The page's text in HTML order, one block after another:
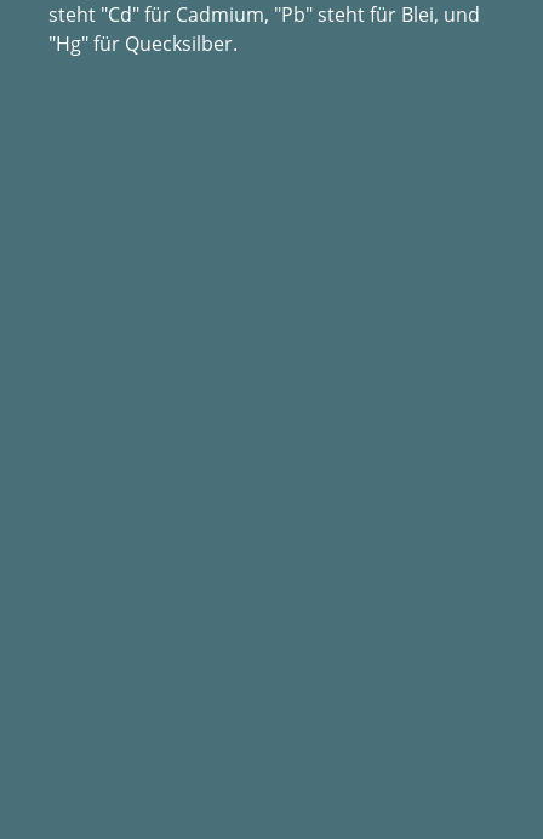
steht "Cd" für Cadmium, "Pb" steht für Blei, und
"Hg" für Quecksilber.